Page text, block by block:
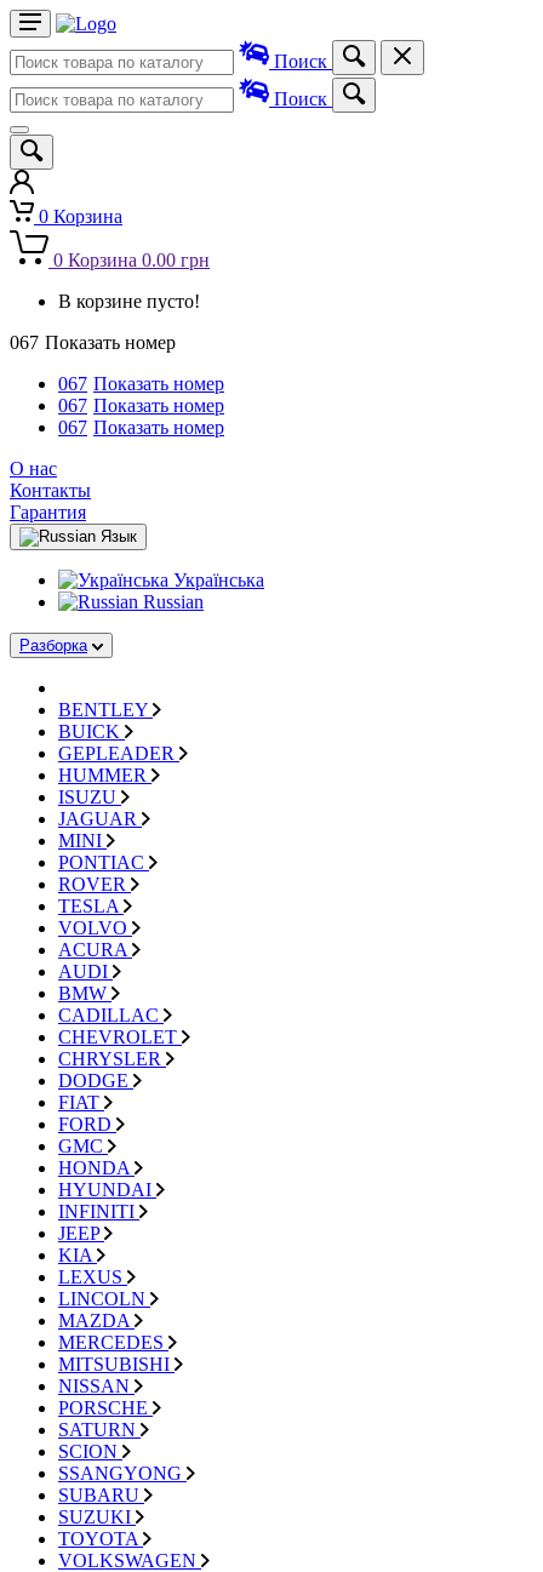
Поиск
Поиск
0 Корзина
0 Корзина 0.00 грн
В корзине пусто!
067 Показать номер
067 Показать номер
067 Показать номер
067 Показать номер
О нас
Контакты
Гарантия
Язык
Українська
Russian
Разборка
BENTLEY
BUICK
GEPLEADER
HUMMER
ISUZU
JAGUAR
MINI
PONTIAC
ROVER
TESLA
VOLVO
ACURA
AUDI
BMW
CADILLAC
CHEVROLET
CHRYSLER
DODGE
FIAT
FORD
GMC
HONDA
HYUNDAI
INFINITI
JEEP
KIA
LEXUS
LINCOLN
MAZDA
MERCEDES
MITSUBISHI
NISSAN
PORSCHE
SATURN
SCION
SSANGYONG
SUBARU
SUZUKI
TOYOTA
VOLKSWAGEN